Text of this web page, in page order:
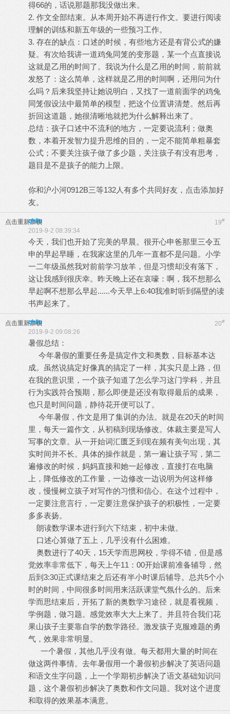
得66的，话说那题那我没做出来。
2. 作文全部结束。从本周开始不再进行作文。要进行阅读
理解的训练和新五年级的一些预习工作。
3. 存在的缺点：口述的时候，有些地方还是有背公式的嫌
疑。有次给我讲一道鸡兔同笼的变形题，某一个点直接说
这就是乙用的时间了。我说为什么是乙用的时间，前前就
发怒了：这么简单，这样就是乙用的时间啊，还用问为什
么吗？后来我坚持让她说明白，又找了一道前面学的鸡兔
同笼假设法中最简单的模型，把这个位置讲清楚。然后再
折回这道题，她很清晰地就把为什么解释出来了。
总结：孩子口述中不流利的地方，一定要说流利；做奥
数，本着开发智力提升思维的目的，一定不能简单粗暴套
公式；不要关注孩子做了多少题，关注孩子有没有思考，
题目是不是孩子的能力上限。
你和沪小河0912B三等132人有多个共同好友，点击添加好
友。
点击重新加载 19#
qhliu
2019-9-2 08:39:34
今天，我们也开始了完美的早晨。很开心申爸那里三令五
申的早起早睡，在我家这里的几年一直都不是问题。小学
一二年级虽然我对前前学习放羊，但是习惯却没有落下，
这让我感到很庆幸。昨天晚上还在哀嚎：啊，我不想那么
早起啊不想那么早起......今天早上6:40我准时听到隔壁的读
书声起来了。
点击重新加载 20#
qhliu
2019-9-2 09:08:26
暑假总结：
今年暑假的重要任务是搞定作文和奥数，目标基本达
成。虽然说搞定好像真的搞定了一样，其实只是上路，但
在我的意识里，一个孩子知道了怎么学习这门学科，并且
行为实践符合预期，那么即便是还没有取得最后的成果，
也只是时间问题，静待花开便可以了。
今年暑假，作文是用了集训的办法。就是在20天的时间
里，每天一篇作文，从初稿到现场修改。体裁主要是写人
写事的文章。从一开始词汇匮乏到现在频有美句出现，其
实时间并不长。具体的操作就是，第一遍让孩子写，第二
遍修改的时候，妈妈直接和她一起修改，直接打在电脑
上，降低修改的工作量，一边修改一边说明为何这样修
改，慢慢树立孩子对写作的习惯和信心。在这个过程中，
一定要注意言行，一定要注意保护孩子的积极性，一定要
多多表扬。
朗读数学课本进行到六下结束，初中未做。
口述心算做了五上，几乎没有什么困难。
奥数进行了40天，15天学而思网校，学得不错，但是感
觉效率非常低下，每天上午11：00开始课前准备辅导，然
后到3:30正式课结束之后还有半小时课后辅导。总共5个小
时的时间，中间很多时间用来活跃课堂气氛什么的。后来
学而思结束后，开拓了新的奥数学习途径，就是看视频，
学例题，做习题。感觉效率大大上来了。并且符合我们花
果山孩子主要靠自学的数学路径。激发孩子克服难题的勇
气，效果非常明显。
一个暑假，其他几乎没有做。每天都用大量的时间在
做这两件事情。去年暑假用一个暑假初步解决了英语问题
和语文生字问题，上一个学期初步解决了语文基础知识问
题，这个暑假初步解决了奥数和作文问题。我对这个进度
和取得的效果基本满意。